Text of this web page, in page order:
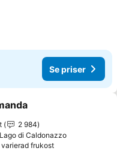
Se priser
i Mina Favoriter
2 984
di Caldonazzo
frukost